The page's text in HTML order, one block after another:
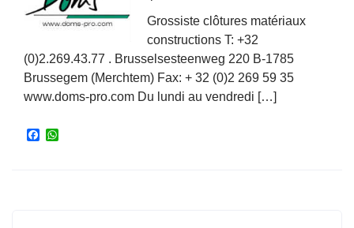
Grossiste clôtures matériaux
constructions T: +32
(0)2.269.43.77 . Brusselsesteenweg 220 B-1785
Brussegem (Merchtem) Fax: + 32 (0)2 269 59 35
www.doms-pro.com Du lundi au vendredi […]
F